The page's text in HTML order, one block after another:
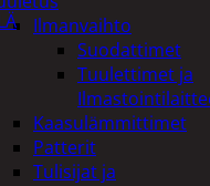
Ilmanvaihto
Suodattimet
Tuulettimet ja
Kaasulämmittimet
Patterit
Tulisijat ja